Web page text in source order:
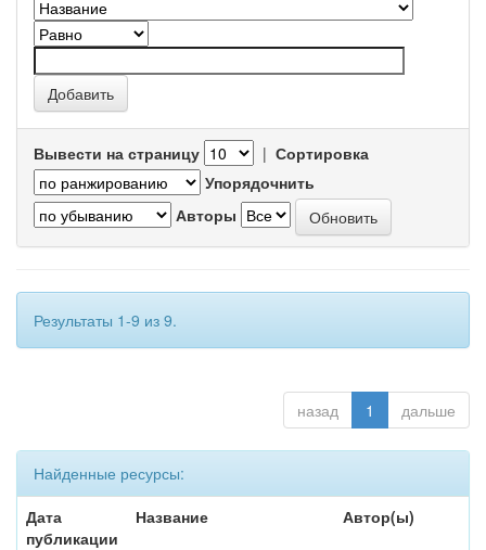
Вывести на страницу | Сортировка
Упорядочнить
Авторы
Результаты 1-9 из 9.
назад 1 дальше
Найденные ресурсы:
Дата
публикации
Название Автор(ы)